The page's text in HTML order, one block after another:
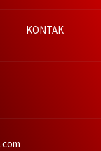
KONTAK